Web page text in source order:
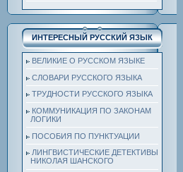
ИНТЕРЕСНЫЙ РУССКИЙ ЯЗЫК
ВЕЛИКИЕ О РУССКОМ ЯЗЫКЕ
СЛОВАРИ РУССКОГО ЯЗЫКА
ТРУДНОСТИ РУССКОГО ЯЗЫКА
КОММУНИКАЦИЯ ПО ЗАКОНАМ
ЛОГИКИ
ПОСОБИЯ ПО ПУНКТУАЦИИ
ЛИНГВИСТИЧЕСКИЕ ДЕТЕКТИВЫ
НИКОЛАЯ ШАНСКОГО